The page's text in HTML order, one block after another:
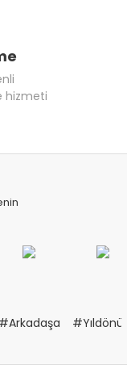
hizmeti
#Arkadaşa